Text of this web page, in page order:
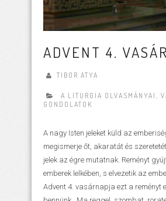
ADVENT 4.
TIBOR ATYA
A LITURGIA OLVASMÁNYAI
GONDOLATOK
A nagy Isten jeleket küld az
megismerje őt, akaratát és
jelek az égre mutatnak. Reményt
emberek lelkében, s elvezetik az
Advent 4. vasárnapja ezt a reményt